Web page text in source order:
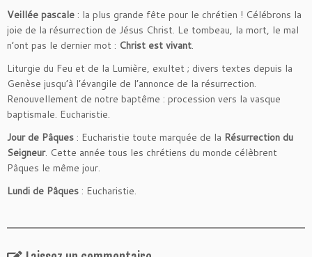
Veillée pascale : la plus grande fête pour le chrétien ! Célébrons la
joie de la résurrection de Jésus Christ. Le tombeau, la mort, le mal
n’ont pas le dernier mot : Christ est vivant.
Liturgie du Feu et de la Lumière, exultet ; divers textes depuis la
Genèse jusqu’à l’évangile de l’annonce de la résurrection.
Renouvellement de notre baptême : procession vers la vasque
baptismale. Eucharistie.
Jour de Pâques : Eucharistie toute marquée de la Résurrection du
Seigneur. Cette année tous les chrétiens du monde célèbrent
Pâques le même jour.
Lundi de Pâques : Eucharistie.